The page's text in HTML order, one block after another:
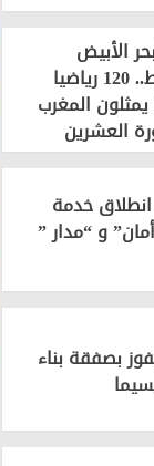
الأبيض
المتوسط.. 120 رياضيا
المغرب
العشرين
خدمة
و “مدار ”
بصفقة بناء